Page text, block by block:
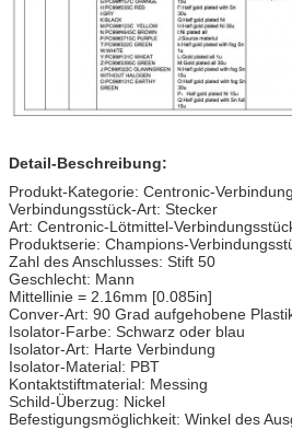
Detail-Beschreibung:
Produkt-Kategorie: Centronic-
Verbindungsstück-Art: Stecker
Art: Centronic-Lötmittel-
Produktserie: Champions-
Zahl des Anschlusses: Stift 50
Geschlecht: Mann
Mittellinie = 2.16mm [0.085in]
Conver-Art: 90 Grad aufgehobene
Isolator-Farbe: Schwarz oder blau
Isolator-Art: Harte Verbindung
Isolator-Material: PBT
Kontaktstiftmaterial: Messing
Schild-Überzug: Nickel
Befestigungsmöglichkeit: Winkel des